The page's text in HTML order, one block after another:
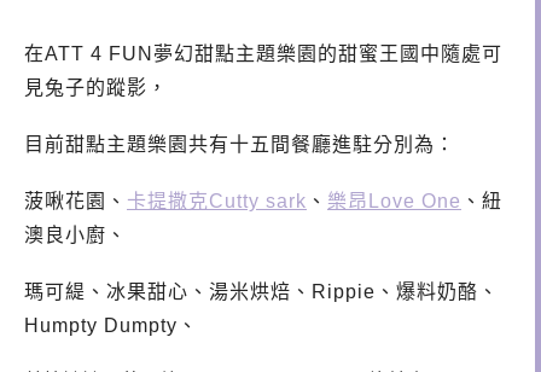
在ATT 4 FUN夢幻甜點主題樂園的甜蜜王國中隨處可
見兔子的蹤影，
目前甜點主題樂園共有十五間餐廳進駐分別為：
菠啾花園、 卡提撒克Cutty sark 、 樂昂Love One 、紐
澳良小廚、
瑪可緹、冰果甜心、 湯米烘焙、 Rippie、爆料奶酪、
Humpty Dumpty、